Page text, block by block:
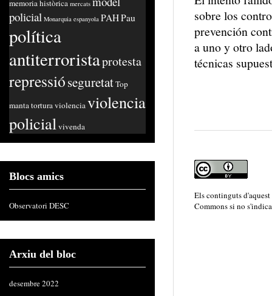
sobre los
prevención
a uno y otro
técnicas
memoria històrica mercats
policial Monarquia espanyola PAHPau
política
antiterroristaprotesta
repressióseguretatTop
mantatorturaviolenciaviolencia
policialvivenda
Blocs amics
Observatori DESC
Arxiu del bloc
desembre 2022
Els continguts
Commonssi no